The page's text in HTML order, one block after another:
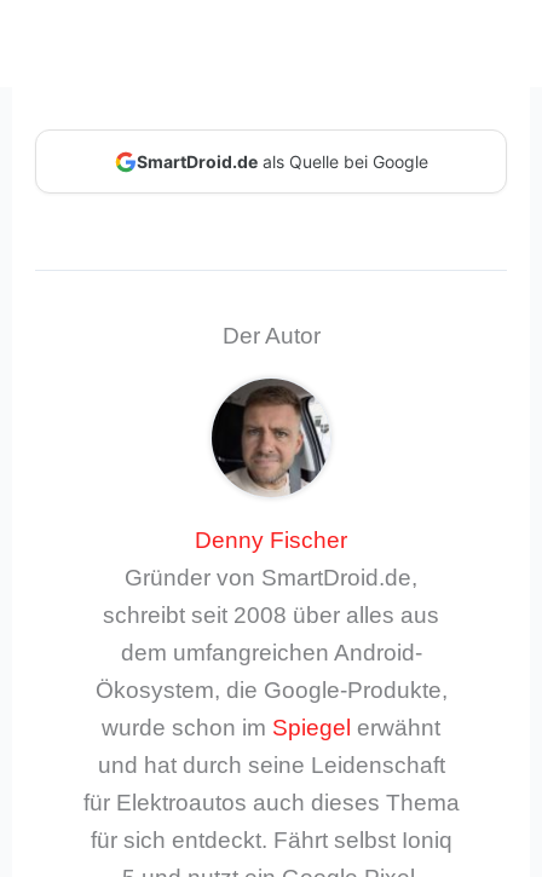
SmartDroid.deals Quelle bei Google
Der Autor
Denny Fischer
Gründer von SmartDroid.de,
schreibt seit 2008 über alles aus
dem umfangreichen Android-
Ökosystem, die Google-Produkte,
wurde schon im Spiegel erwähnt
und hat durch seine Leidenschaft
für Elektroautos auch dieses Thema
für sich entdeckt. Fährt selbst Ioniq